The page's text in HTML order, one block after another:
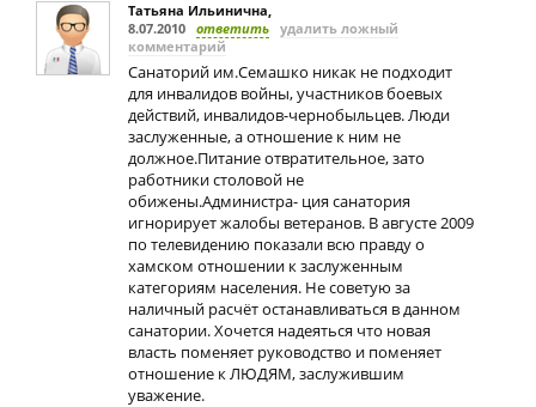
Татьяна Ильинична,
8.07.2010 ответить удалить ложный
комментарий
Санаторий им.Семашко никак не подходит
для инвалидов войны, участников боевых
действий, инвалидов-чернобыльцев. Люди
заслуженные, а отношение к ним не
должное.Питание отвратительное, зато
работники столовой не
обижены.Администра- ция санатория
игнорирует жалобы ветеранов. В августе 2009
по телевидению показали всю правду о
хамском отношении к заслуженным
категориям населения. Не советую за
наличный расчёт останавливаться в данном
санатории. Хочется надеяться что новая
власть поменяет руководство и поменяет
отношение к ЛЮДЯМ, заслужившим
уважение.